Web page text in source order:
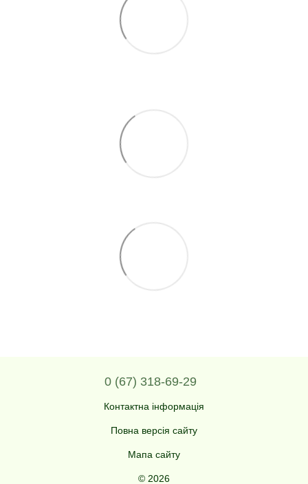
0 (67) 318-69-29
Контактна інформація
Повна версія сайту
Мапа сайту
© 2026